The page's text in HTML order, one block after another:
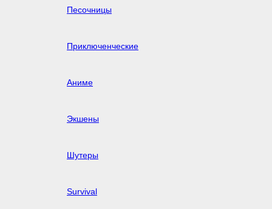
Песочницы
Приключенческие
Аниме
Экшены
Шутеры
Survival